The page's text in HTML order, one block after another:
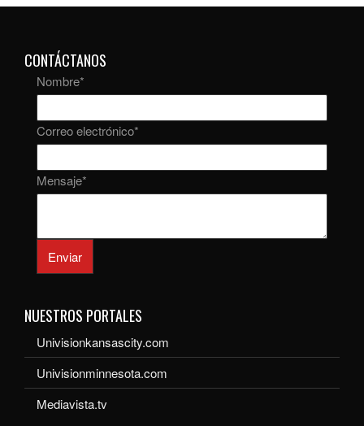
CONTÁCTANOS
Nombre*
Correo electrónico*
Mensaje*
Enviar
NUESTROS PORTALES
Univisionkansascity.com
Univisionminnesota.com
Mediavista.tv